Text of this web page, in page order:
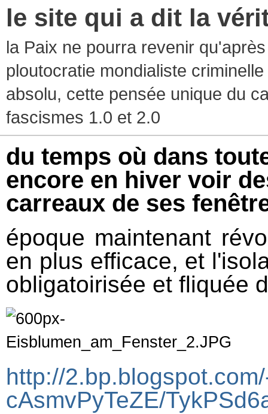
le site qui a dit la
la Paix ne pourra revenir
ploutocratie mondialiste
absolu, cette pensée unique du
fascismes 1.0 et 2.0
du temps où dans
encore en hiver voir
carreaux de ses
époque maintenant
en plus efficace, et
obligatoirisée et fliquée
http://
cAsmvPyTeZE/